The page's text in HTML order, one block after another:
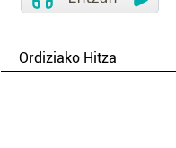
Ordiziako Hitza